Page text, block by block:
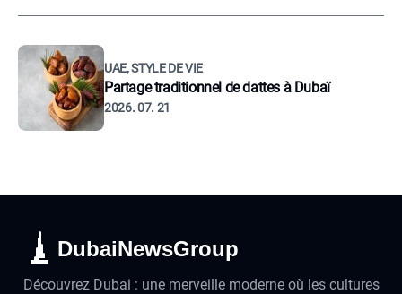
UAE, STYLE DE VIE
Partage traditionnel de dattes à Dubaï
2026. 07. 21
DubaiNewsGroup
Découvrez Dubai : une merveille moderne où les cultures